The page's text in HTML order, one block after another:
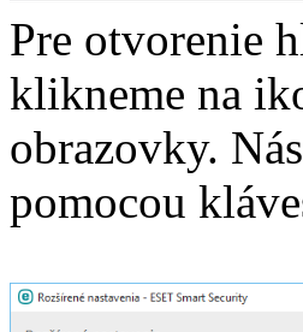
Pre otvorenie
klikneme na
obrazovky.
pomocou